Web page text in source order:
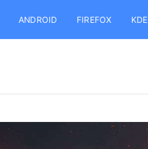
ANDROID FIREFOX KDE